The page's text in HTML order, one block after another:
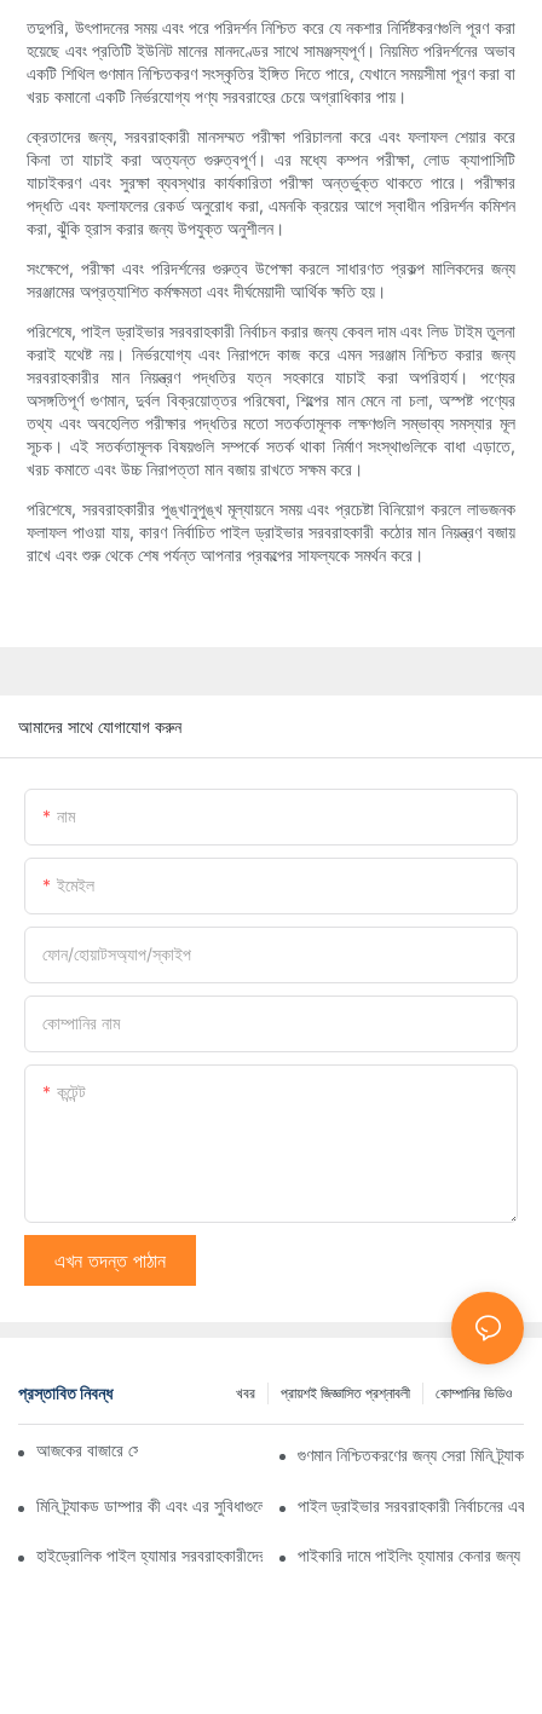
তদুপরি, উৎপাদনের সময় এবং পরে পরিদর্শন নিশ্চিত করে যে নকশার নির্দিষ্টকরণগুলি পূরণ করা
হয়েছে এবং প্রতিটি ইউনিট মানের মানদণ্ডের সাথে সামঞ্জস্যপূর্ণ। নিয়মিত পরিদর্শনের অভাব
একটি শিথিল গুণমান নিশ্চিতকরণ সংস্কৃতির ইঙ্গিত দিতে পারে, যেখানে সময়সীমা পূরণ করা বা
খরচ কমানো একটি নির্ভরযোগ্য পণ্য সরবরাহের চেয়ে অগ্রাধিকার পায়।
ক্রেতাদের জন্য, সরবরাহকারী মানসম্মত পরীক্ষা পরিচালনা করে এবং ফলাফল শেয়ার করে
কিনা তা যাচাই করা অত্যন্ত গুরুত্বপূর্ণ। এর মধ্যে কম্পন পরীক্ষা, লোড ক্যাপাসিটি
যাচাইকরণ এবং সুরক্ষা ব্যবস্থার কার্যকারিতা পরীক্ষা অন্তর্ভুক্ত থাকতে পারে। পরীক্ষার
পদ্ধতি এবং ফলাফলের রেকর্ড অনুরোধ করা, এমনকি ক্রয়ের আগে স্বাধীন পরিদর্শন কমিশন
করা, ঝুঁকি হ্রাস করার জন্য উপযুক্ত অনুশীলন।
সংক্ষেপে, পরীক্ষা এবং পরিদর্শনের গুরুত্ব উপেক্ষা করলে সাধারণত প্রকল্প মালিকদের জন্য
সরঞ্জামের অপ্রত্যাশিত কর্মক্ষমতা এবং দীর্ঘমেয়াদী আর্থিক ক্ষতি হয়।
পরিশেষে, পাইল ড্রাইভার সরবরাহকারী নির্বাচন করার জন্য কেবল দাম এবং লিড টাইম তুলনা
করাই যথেষ্ট নয়। নির্ভরযোগ্য এবং নিরাপদে কাজ করে এমন সরঞ্জাম নিশ্চিত করার জন্য
সরবরাহকারীর মান নিয়ন্ত্রণ পদ্ধতির যত্ন সহকারে যাচাই করা অপরিহার্য। পণ্যের
অসঙ্গতিপূর্ণ গুণমান, দুর্বল বিক্রয়োত্তর পরিষেবা, শিল্পের মান মেনে না চলা, অস্পষ্ট পণ্যের
তথ্য এবং অবহেলিত পরীক্ষার পদ্ধতির মতো সতর্কতামূলক লক্ষণগুলি সম্ভাব্য সমস্যার মূল
সূচক। এই সতর্কতামূলক বিষয়গুলি সম্পর্কে সতর্ক থাকা নির্মাণ সংস্থাগুলিকে বাধা এড়াতে,
খরচ কমাতে এবং উচ্চ নিরাপত্তা মান বজায় রাখতে সক্ষম করে।
পরিশেষে, সরবরাহকারীর পুঙ্খানুপুঙ্খ মূল্যায়নে সময় এবং প্রচেষ্টা বিনিয়োগ করলে লাভজনক
ফলাফল পাওয়া যায়, কারণ নির্বাচিত পাইল ড্রাইভার সরবরাহকারী কঠোর মান নিয়ন্ত্রণ বজায়
রাখে এবং শুরু থেকে শেষ পর্যন্ত আপনার প্রকল্পের সাফল্যকে সমর্থন করে।
আমাদের সাথে যোগাযোগ করুন
নাম
ইমেইল
ফোন/হোয়াটসঅ্যাপ/স্কাইপ
কোম্পানির নাম
কন্টেন্ট
এখন তদন্ত পাঠান
প্রস্তাবিত নিবন্ধ কোম্পানির ভিডিও
প্রায়শই জিজ্ঞাসিত প্রশ্নাবলী
খবর
আজকের বাজারে সেরা ট্র্যাকড ডাম্প ট্রাক গুণমান নিশ্চিতকরণের জন্য সেরা মিনি
মিনি ট্র্যাকড ডাম্পার কী এবং এর সুবিধাগুলো কী কী?পাইল ড্রাইভার সরবরাহকারী নির্বাচনের একটি
হাইড্রোলিক পাইল হ্যামার সরবরাহকারীদের বোঝার জন্য আপনার নির্দেশিকা
পাইকারি দামে পাইলিং হ্যামার কেনার জন্য